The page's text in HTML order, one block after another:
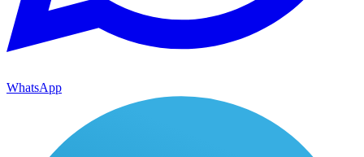
WhatsApp